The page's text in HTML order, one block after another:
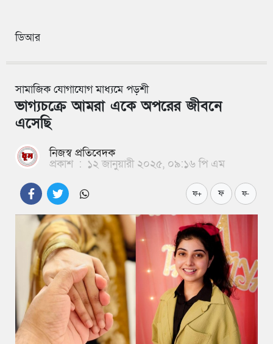
ডিআর
সামাজিক যোগাযোগ মাধ্যমে পড়শী
ভাগ্যচক্রে আমরা একে অপরের জীবনে
এসেছি
নিজস্ব প্রতিবেদক
প্রকাশ : ১২ জানুয়ারী ২০২৫, ০৯:১৬ পি এম
ফ+ ফ ফ-